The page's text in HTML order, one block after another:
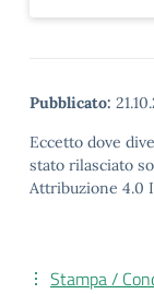
Pubblicato:
Eccetto dove
stato rilasciato
Attribuzione 4.0
Stampa /